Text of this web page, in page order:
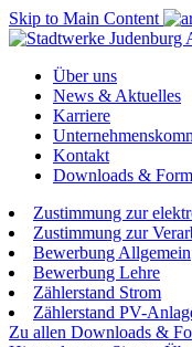
Skip to Main Content
Über uns
News & Aktuelles
Karriere
Kontakt
Downloads &
Zustimmung zur
Zustimmung zur
Bewerbung Allgemein
Bewerbung Lehre
Zählerstand Strom
Zählerstand PV-
Zu allen Downloads &